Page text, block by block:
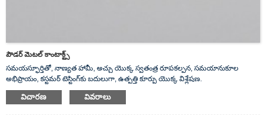
పౌడర్ మెటల్ కాంటాక్ట్స్
సమయస్ఫూర్తితో, నాణ్యత హామీ, అచ్చు యొక్క స్వతంత్ర రూపకల్పన, సమయానుకూల
అభిప్రాయం, కస్టమర్ టెస్టింగ్‌కు బదులుగా, ఉత్పత్తి కూర్పు యొక్క విశ్లేషణ.
విచారణ వివరాలు